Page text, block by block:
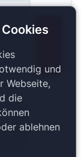
24
und
Webseite,
die
ablehnen